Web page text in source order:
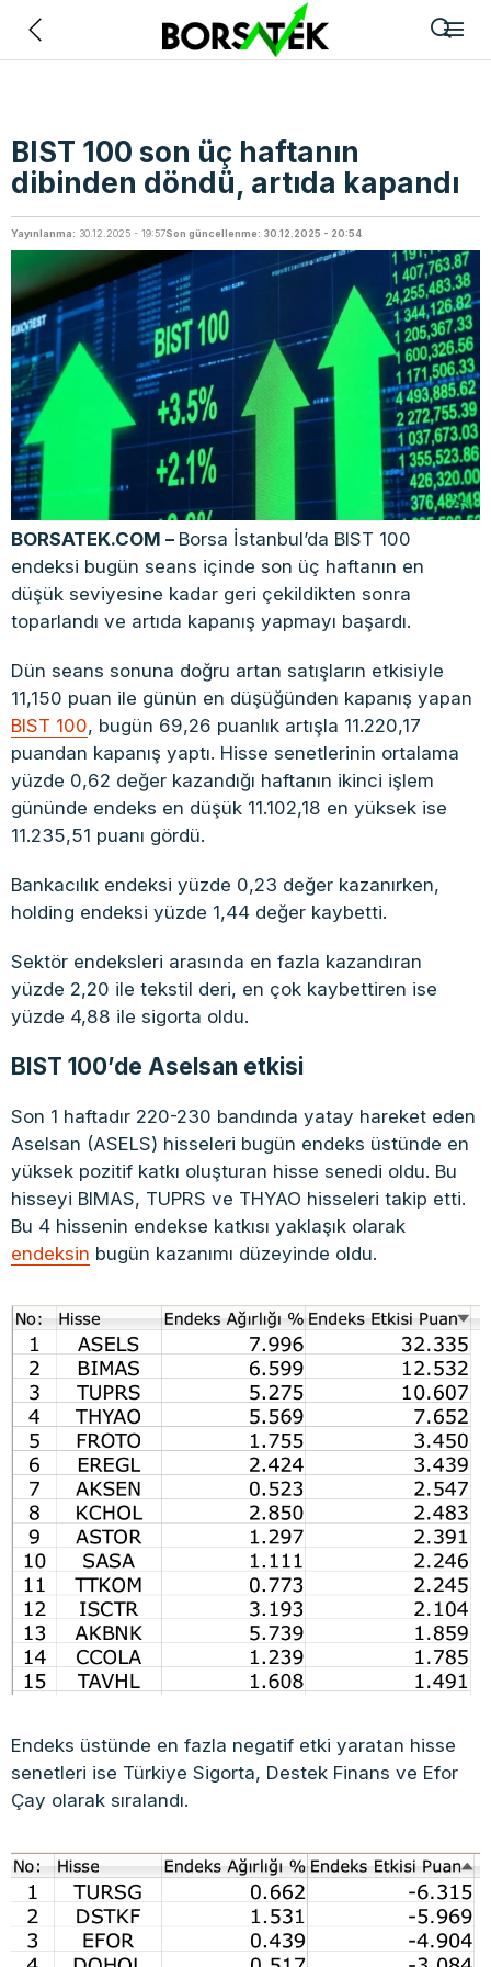
BIST 100 son üç haftanın
dibinden döndü, artıda kapandı
Yayınlanma: 30.12.2025 - 19:57Son güncellenme: 30.12.2025 - 20:54
BORSATEK.COM – Borsa İstanbul’da BIST 100
endeksi bugün seans içinde son üç haftanın en
düşük seviyesine kadar geri çekildikten sonra
toparlandı ve artıda kapanış yapmayı başardı.
Dün seans sonuna doğru artan satışların etkisiyle
11,150 puan ile günün en düşüğünden kapanış yapan
BIST 100, bugün 69,26 puanlık artışla 11.220,17
puandan kapanış yaptı. Hisse senetlerinin ortalama
yüzde 0,62 değer kazandığı haftanın ikinci işlem
gününde endeks en düşük 11.102,18 en yüksek ise
11.235,51 puanı gördü.
Bankacılık endeksi yüzde 0,23 değer kazanırken,
holding endeksi yüzde 1,44 değer kaybetti.
Sektör endeksleri arasında en fazla kazandıran
yüzde 2,20 ile tekstil deri, en çok kaybettiren ise
yüzde 4,88 ile sigorta oldu.
BIST 100’de Aselsan etkisi
Son 1 haftadır 220-230 bandında yatay hareket eden
Aselsan (ASELS) hisseleri bugün endeks üstünde en
yüksek pozitif katkı oluşturan hisse senedi oldu. Bu
hisseyi BIMAS, TUPRS ve THYAO hisseleri takip etti.
Bu 4 hissenin endekse katkısı yaklaşık olarak
endeksin bugün kazanımı düzeyinde oldu.
Endeks üstünde en fazla negatif etki yaratan hisse
senetleri ise Türkiye Sigorta, Destek Finans ve Efor
Çay olarak sıralandı.